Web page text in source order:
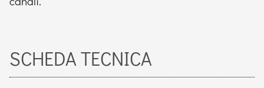
SCHEDA TECNICA